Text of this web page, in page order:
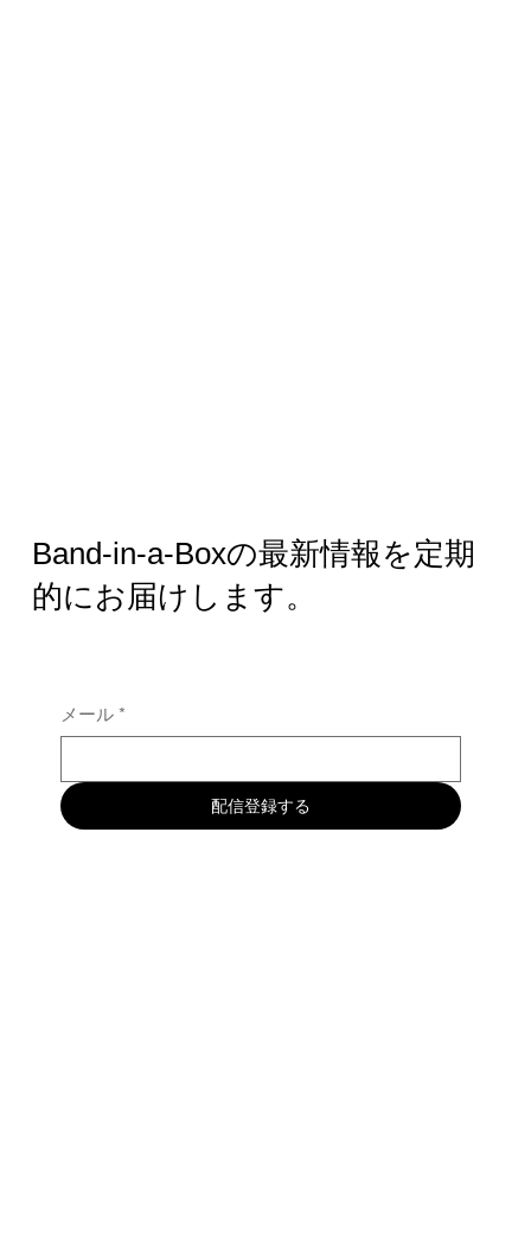
Band-in-a-Boxの最新情報を定期
的にお届けします。
メール *
配信登録する